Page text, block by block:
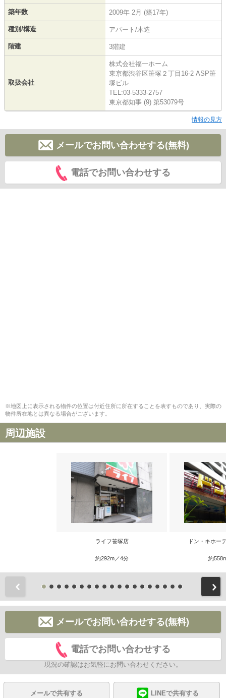
築年数 2009年 2月 (築17年)
種別/構造 アパート/木造
階建 3階建
取扱会社
株式会社福一ホーム
東京都渋谷区笹塚２丁目16-2 ASP笹
塚ビル
TEL:03-5333-2757
東京都知事 (9) 第53079号
情報の見方
メールでお問い合わせする(無料)
電話でお問い合わせする
※地図上に表示される物件の位置は付近住所に所在することを表すものであり、実際の
物件所在地とは異なる場合がございます。
周辺施設
ライフ笹塚店
約292m／4分
ドン・キホー
約
メールでお問い合わせする(無料)
電話でお問い合わせする
現況の確認はお気軽にお問い合わせください。
メールで共有する LINEで共有する